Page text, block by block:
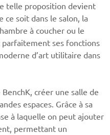
telle proposition devient
soit dans le salon, la
à coucher ou le
parfaitement ses fonctions
d’art utilitaire dans
BenchK, créer une salle de
espaces. Grâce à sa
à laquelle on peut ajouter
permettant un